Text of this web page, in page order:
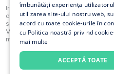
Investimental S.A. este autorizată
de investiții financiare prin Decizia
sediul in Strada Munții Tatra 4-10,
Vă rugăm să consultați secțiunea
multe detalii.
Politică
îmbunătăți experiența
utilizarea site-ului nostru web,
acord cu toate cookie-urile în
cu Politica noastră privind
mai multe
ACCEPTĂ TOATE